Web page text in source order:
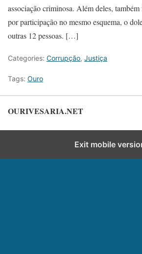
associação criminosa. Além deles,
por participação no mesmo esquema, o
outras 12 pessoas. […]
Categories: Corrupção, Justiça
Tags: Ouro
OURIVESARIA.NET
Exit mobile